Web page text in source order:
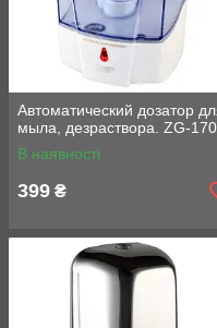
Автоматический дозатор
мыла, дезраствора. ZG-
В наявності
399 ₴